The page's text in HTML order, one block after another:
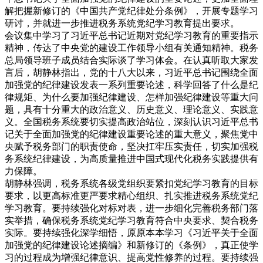
解把握新修订的《中国共产党纪律处分条例》，开展专题学习
研讨，并就进一步推进税务系统党纪学习教育提出要求。
会议集中学习了习近平总书记近期对党纪学习教育的重要指示
精神，传达了中央党的建设工作领导小组有关通知精神。税务
总局领导班子成员结合实际谈了学习体会。在认真听取大家发
言后，胡静林指出，党的十八大以来，习近平总书记围绕全面
加强党的纪律建设发表一系列重要论述，科学回答了什么是纪
律规矩、为什么要加强纪律建设、怎样加强纪律建设等重大问
题，具有十分重大的政治意义、历史意义、理论意义、实践意
义。全国税务系统要切实提高政治站位，深刻认识习近平总书
记关于全面加强党的纪律建设重要论述的重大意义，聚焦党中
央赋予税务部门的职责使命，坚决扛牢压实责任，切实加强税
务系统纪律建设，为高质量推进中国式现代化税务实践提供有
力保障。
胡静林强调，税务系统各级党组织要紧扣党纪学习教育的目标
要求，以更高标准更严要求精心组织、扎实推进税务系统党纪
学习教育。要持续强化对标对表，进一步细化完善税务部门落
实举措，确保税务系统党纪学习教育符合中央要求、契合税务
实际。要持续强化深学细悟，原原本本学习《习近平关于全面
加强党的纪律建设论述摘编》和新修订的《条例》，真正使学
习的过程成为增强纪律意识、提高党性修养的过程。要持续强